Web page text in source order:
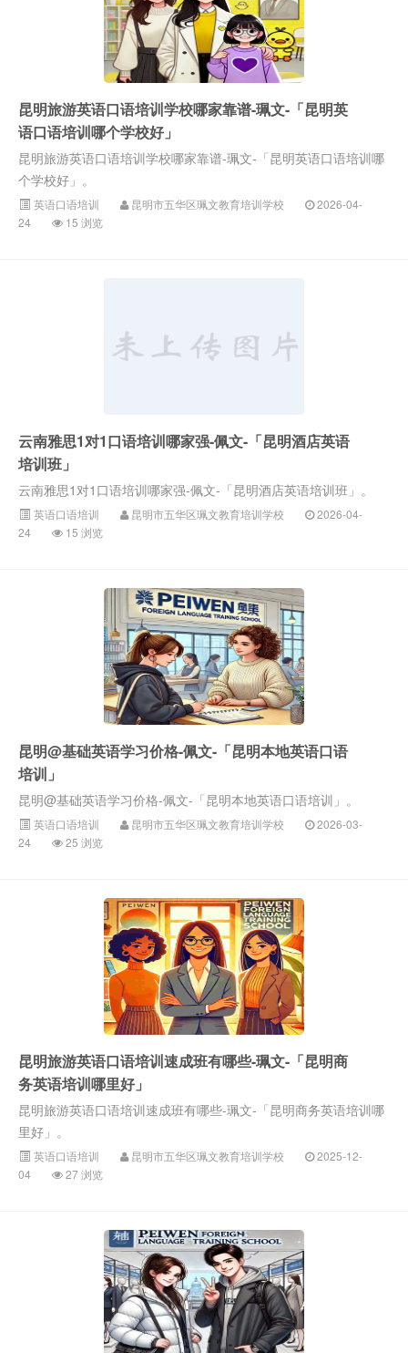
昆明旅游英语口语培训学校哪家靠谱-珮文-「昆明英
语口语培训哪个学校好」
昆明旅游英语口语培训学校哪家靠谱-珮文-「昆明英语口语培训哪
个学校好」。
英语口语培训 昆明市五华区珮文教育培训学校
2026-04-
24
15 浏览
云南雅思1对1口语培训哪家强-佩文-「昆明酒店英语
培训班」
云南雅思1对1口语培训哪家强-佩文-「昆明酒店英语培训班」。
英语口语培训 昆明市五华区珮文教育培训学校
2026-04-
24
15 浏览
昆明@基础英语学习价格-佩文-「昆明本地英语口语
培训」
昆明@基础英语学习价格-佩文-「昆明本地英语口语培训」。
英语口语培训 昆明市五华区珮文教育培训学校
2026-03-
24
25 浏览
昆明旅游英语口语培训速成班有哪些-珮文-「昆明商
务英语培训哪里好」
昆明旅游英语口语培训速成班有哪些-珮文-「昆明商务英语培训哪
里好」。
英语口语培训 昆明市五华区珮文教育培训学校
2025-12-
04
27 浏览